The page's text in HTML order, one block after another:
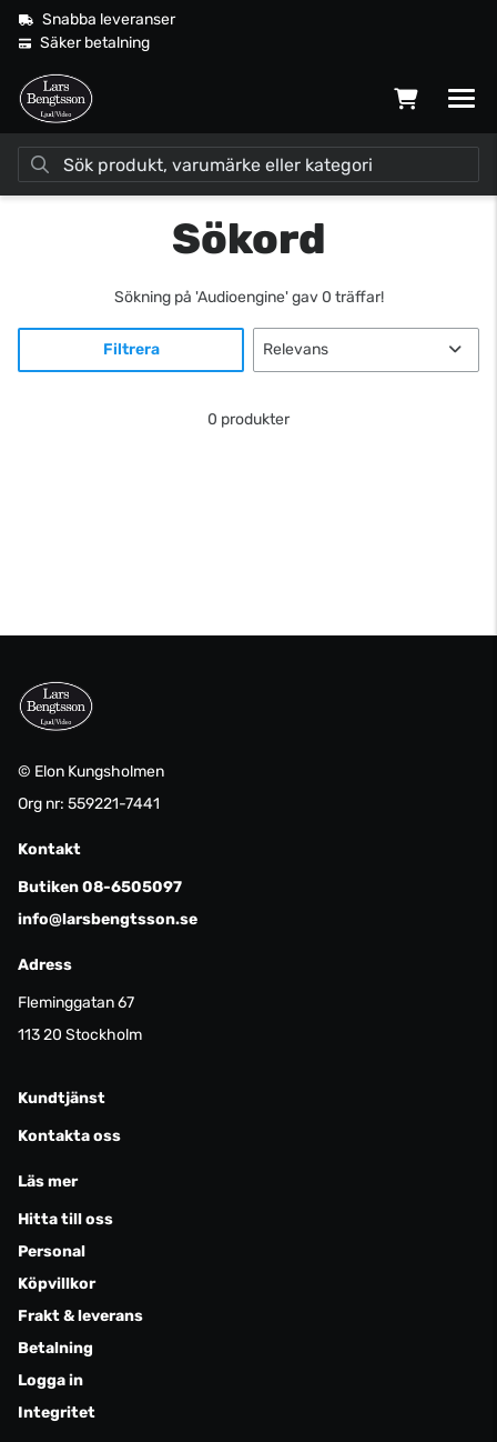
Snabba leveranser
Säker betalning
Sökord
Sökning på 'Audioengine'gav 0 träffar!
Filtrera
0 produkter
© Elon Kungsholmen
Org nr: 559221-7441
Kontakt
Butiken 08-6505097
info@larsbengtsson.se
Adress
Fleminggatan 67
113 20 Stockholm
Kundtjänst
Kontakta oss
Läs mer
Hitta till oss
Personal
Köpvillkor
Frakt & leverans
Betalning
Logga in
Integritet